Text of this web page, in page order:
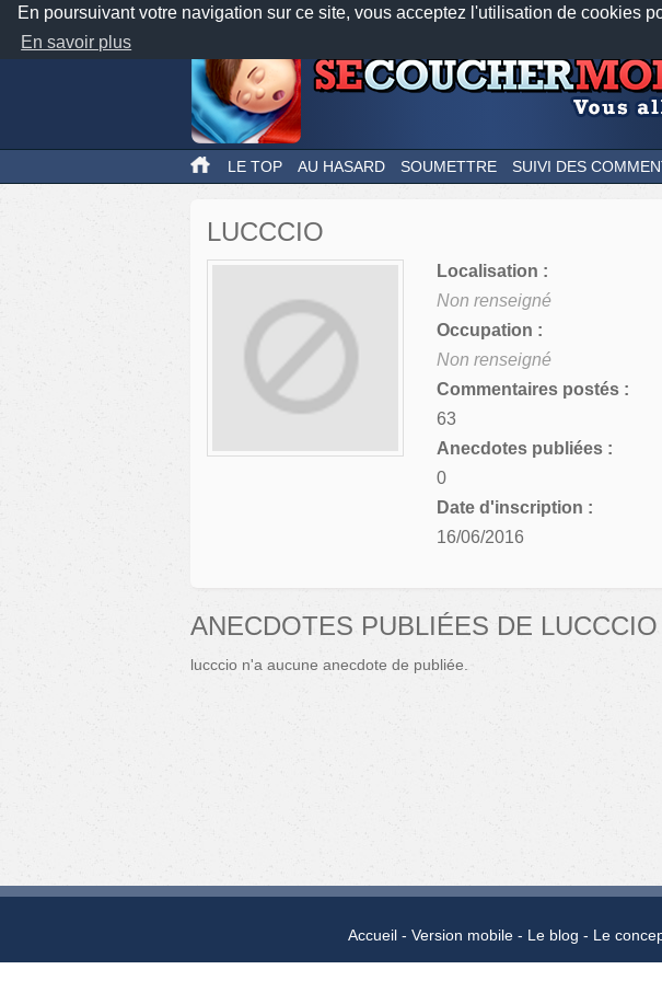
En poursuivant votre navigation sur ce site, vous acceptez l'utilisation de cookies
En savoir plus
Nos
LE TOP AU HASARD SOUMETTRE SUIVI DES
LUCCCIO
Localisation :
Non renseigné
Occupation :
Non renseigné
Commentaires postés :
63
Anecdotes publiées :
0
Date d'inscription :
16/06/2016
ANECDOTES PUBLIÉES DE LUCCCIO
lucccio n'a aucune anecdote de publiée.
Accueil Version mobile Le blog Le